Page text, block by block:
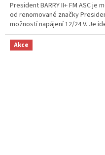
z
5
hvězdiček.
President BARRY II+ FM ASC
od renomované značky
možností napájení 12/24 V. Je
Akce